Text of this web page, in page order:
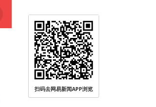
扫码去网易新闻APP浏览